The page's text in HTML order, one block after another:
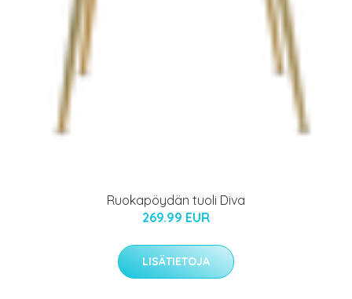
Ruokapöydän tuoli Diva
269.99 EUR
LISÄTIETOJA